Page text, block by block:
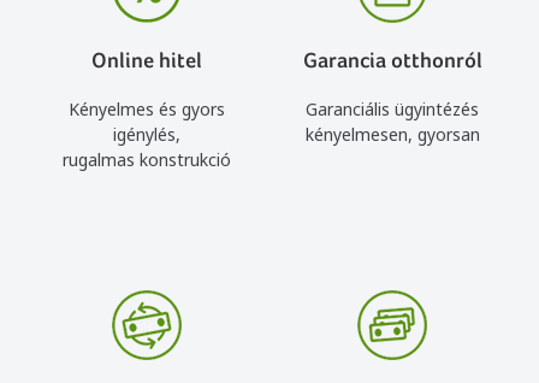
Online hitel
Kényelmes és gyors
igénylés,
rugalmas konstrukció
Garancia otthonról
Garanciális ügyintézés
kényelmesen, gyorsan